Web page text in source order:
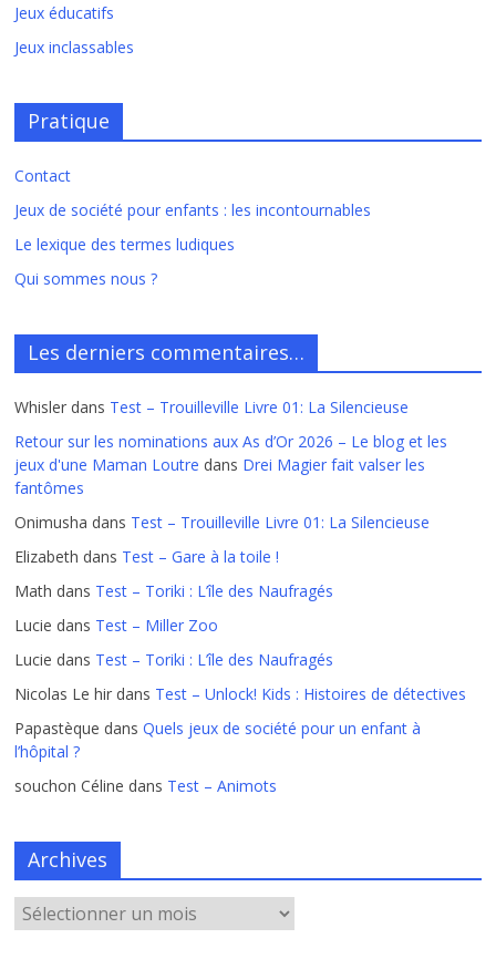
Jeux éducatifs
Jeux inclassables
Pratique
Contact
Jeux de société pour enfants : les incontournables
Le lexique des termes ludiques
Qui sommes nous ?
Les derniers commentaires…
Whisler dans Test – Trouilleville Livre 01: La Silencieuse
Retour sur les nominations aux As d’Or 2026 – Le blog et les
jeux d'une Maman Loutre dans Drei Magier fait valser les
fantômes
Onimusha dans Test – Trouilleville Livre 01: La Silencieuse
Elizabeth dans Test – Gare à la toile !
Math dans Test – Toriki : L’île des Naufragés
Lucie dans Test – Miller Zoo
Lucie dans Test – Toriki : L’île des Naufragés
Nicolas Le hir dans Test – Unlock! Kids : Histoires de détectives
Papastèque dansQuels jeux de société pour un enfant à
l’hôpital ?
souchon Céline dans Test – Animots
Archives